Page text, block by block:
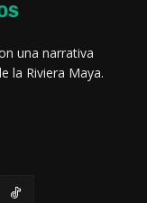
una narrativa
la Riviera Maya.